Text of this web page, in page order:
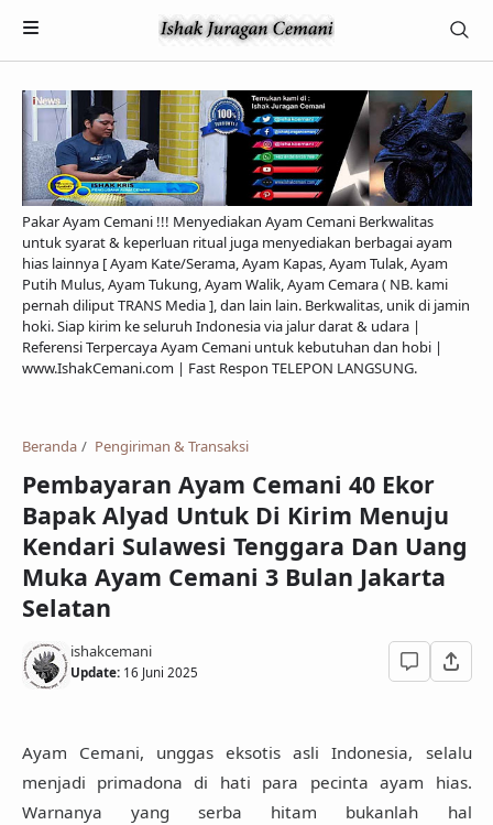
Payment
Privacy Policy
Feed
Pakar Ayam Cemani !!! Menyediakan Ayam Cemani Berkwalitas
untuk syarat & keperluan ritual juga menyediakan berbagai ayam
hias lainnya [ Ayam Kate/Serama, Ayam Kapas, Ayam Tulak, Ayam
Putih Mulus, Ayam Tukung, Ayam Walik, Ayam Cemara ( NB. kami
pernah diliput TRANS Media ], dan lain lain. Berkwalitas, unik di jamin
hoki. Siap kirim ke seluruh Indonesia via jalur darat & udara |
Referensi Terpercaya Ayam Cemani untuk kebutuhan dan hobi |
www.IshakCemani.com | Fast Respon TELEPON LANGSUNG.
Beranda Pengiriman & Transaksi
Pembayaran Ayam Cemani 40 Ekor
Bapak Alyad Untuk Di Kirim Menuju
Kendari Sulawesi Tenggara Dan Uang
Muka Ayam Cemani 3 Bulan Jakarta
Selatan
ishakcemani
Update: 16 Juni 2025
Ayam Cemani, unggas eksotis asli Indonesia, selalu
menjadi primadona di hati para pecinta ayam hias.
Warnanya yang serba hitam bukanlah hal